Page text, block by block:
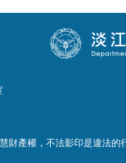
財產權，不法影印是違法的